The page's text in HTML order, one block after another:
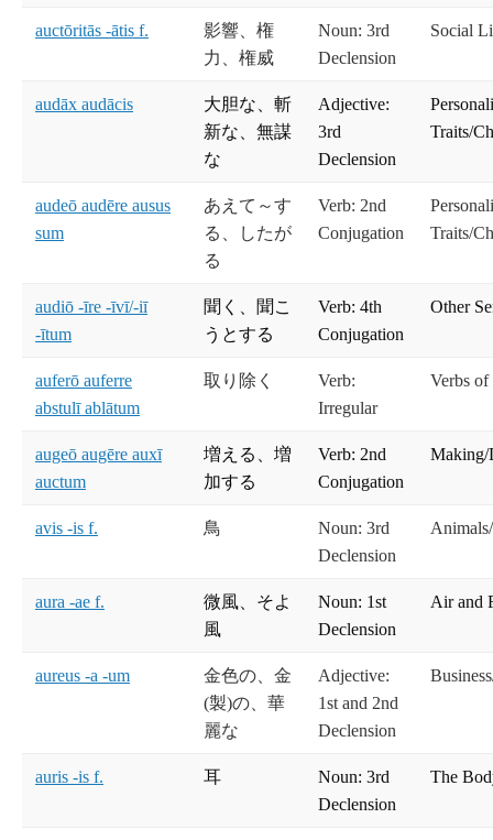
auctōritās -ātis f.
影響、権
力、権威
Noun: 3rd
Declension
Social
audāx audācis
大胆な、斬
新な、無謀
な
Adjective:
3rd
Declension
Traits/
audeō audēre ausus
sum
あえて～す
る、したが
る
Verb: 2nd
Conjugation
Traits/
audiō -īre -īvī/-iī
-ītum
聞く、聞こ
うとする
Verb: 4th
Conjugation
Other
auferō auferre
abstulī ablātum
取り除く
Verb:
Irregular
Verbs of
augeō augēre auxī
auctum
増える、増
加する
Verb: 2nd
Conjugation
Making/
avis -is f. 鳥
Noun: 3rd
Declension
aura -ae f.
微風、そよ
風
Noun: 1st
Declension
Air and
aureus -a -um
金色の、金
(製)の、華
麗な
Adjective:
1st and 2nd
Declension
auris -is f. 耳
Noun: 3rd
Declension
The